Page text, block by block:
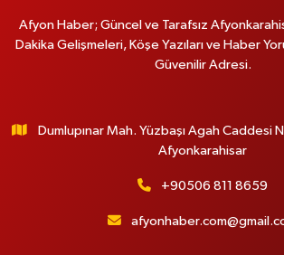
Afyon Haber; Güncel ve Tarafsız
Dakika Gelişmeleri, Köşe Yazıları ve Haber
Güvenilir Adresi.
Dumlupınar Mah. Yüzbaşı Agah Caddesi
Afyonkarahisar
+90506 811 8659